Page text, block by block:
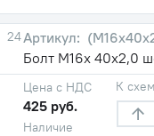
24
Болт М16х 40х2,0
Наличие
Цена с НДС
425 руб.
К